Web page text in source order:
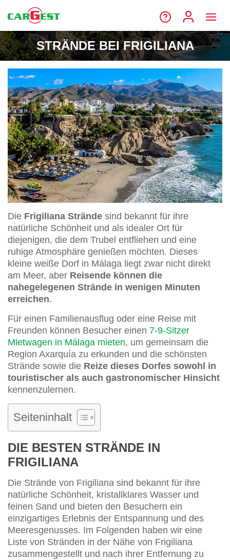
STRÄNDE BEI FRIGILIANA
Die Frigiliana Strände sind bekannt für ihre
natürliche Schönheit und als idealer Ort für
diejenigen, die dem Trubel entfliehen und eine
ruhige Atmosphäre genießen möchten. Dieses
kleine weiße Dorf in Málaga liegt zwar nicht direkt
am Meer, aber Reisende können die
nahegelegenen Strände in wenigen Minuten
erreichen.
Für einen Familienausflug oder eine Reise mit
Freunden können Besucher einen 7-9-Sitzer
Mietwagen in Málaga mieten, um gemeinsam die
Region Axarquía zu erkunden und die schönsten
Strände sowie die Reize dieses Dorfes sowohl in
touristischer als auch gastronomischer Hinsicht
kennenzulernen.
Seiteninhalt
DIE BESTEN STRÄNDE IN
FRIGILIANA
Die Strände von Frigiliana sind bekannt für ihre
natürliche Schönheit, kristallklares Wasser und
feinen Sand und bieten den Besuchern ein
einzigartiges Erlebnis der Entspannung und des
Meeresgenusses. Im Folgenden haben wir eine
Liste von Stränden in der Nähe von Frigiliana
zusammengestellt und nach ihrer Entfernung zu